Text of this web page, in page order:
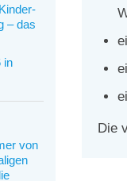
– das
in
von
Die